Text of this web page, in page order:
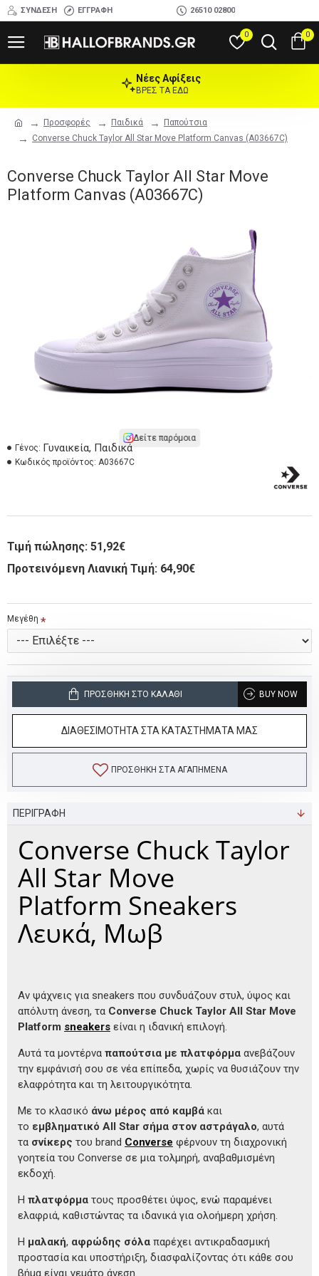
ΣΎΝΔΕΣΗ ΕΓΓΡΑΦΉ 26510 02800
0 0
Προσφορές Παιδικά
Παπούτσια
Converse Chuck Taylor All Star Move Platform Canvas (A03667C)
Νέες Αφίξεις
ΒΡΕΣ ΤΑ ΕΔΩ
Converse Chuck Taylor All Star Move
Platform Canvas (A03667C)
Δείτε παρόμοια
Γένος: Γυναικεία, Παιδικά
Κωδικός προϊόντος: A03667C
Τιμή πώλησης: 51,92€
Προτεινόμενη Λιανική Τιμή: 64,90€
Μεγέθη
ΠΡΟΣΘΉΚΗ ΣΤΟ ΚΑΛΆΘΙ BUY NOW
ΔΙΑΘΕΣΙΜΟΤΗΤΑ ΣΤΑ ΚΑΤΑΣΤΗΜΑΤΑ ΜΑΣ
ΠΡΟΣΘΉΚΗ ΣΤΑ ΑΓΑΠΗΜΈΝΑ
ΠΕΡΙΓΡΑΦΗ
Converse Chuck Taylor
All Star Move
Platform Sneakers
Λευκά, Μωβ
Αν ψάχνεις για sneakers που συνδυάζουν στυλ, ύψος και
απόλυτη άνεση, τα Converse Chuck Taylor All Star Move
Platform sneakers είναι η ιδανική επιλογή.
Αυτά τα μοντέρνα παπούτσια με πλατφόρμα ανεβάζουν
την εμφάνισή σου σε νέα επίπεδα, χωρίς να θυσιάζουν την
ελαφρότητα και τη λειτουργικότητα.
Με το κλασικό άνω μέρος από καμβά και
το εμβληματικό All Star σήμα στον αστράγαλο, αυτά
τα σνίκερς του brand Converse φέρνουν τη διαχρονική
γοητεία του Converse σε μια τολμηρή, αναβαθμισμένη
εκδοχή.
Η πλατφόρμα τους προσθέτει ύψος, ενώ παραμένει
ελαφριά, καθιστώντας τα ιδανικά για ολοήμερη χρήση.
Η μαλακή, αφρώδης σόλα παρέχει αντικραδασμική
προστασία και υποστήριξη, διασφαλίζοντας ότι κάθε σου
βήμα είναι γεμάτο άνεση.